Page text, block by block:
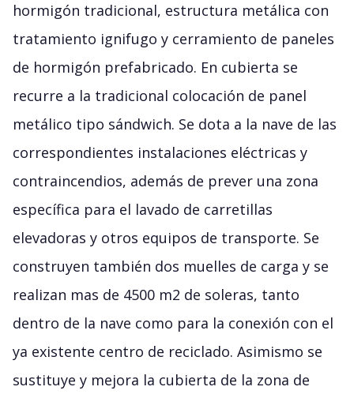
hormigón tradicional, estructura metálica con
tratamiento ignifugo y cerramiento de paneles
de hormigón prefabricado. En cubierta se
recurre a la tradicional colocación de panel
metálico tipo sándwich. Se dota a la nave de las
correspondientes instalaciones eléctricas y
contraincendios, además de prever una zona
específica para el lavado de carretillas
elevadoras y otros equipos de transporte. Se
construyen también dos muelles de carga y se
realizan mas de 4500 m2 de soleras, tanto
dentro de la nave como para la conexión con el
ya existente centro de reciclado. Asimismo se
sustituye y mejora la cubierta de la zona de